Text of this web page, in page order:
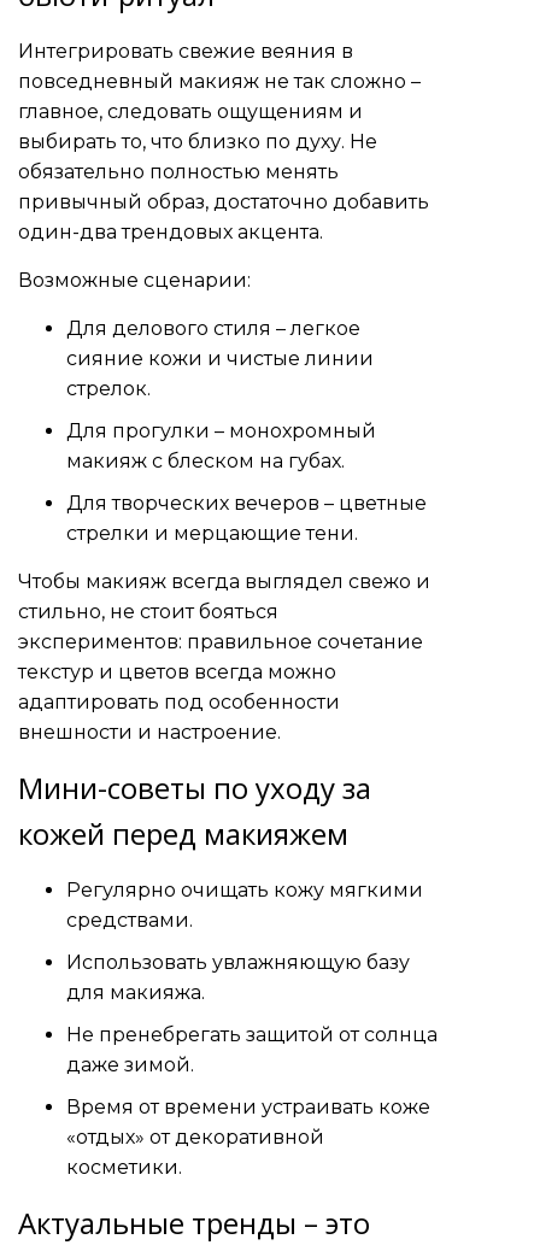
Интегрировать свежие веяния в
повседневный макияж не так сложно –
главное, следовать ощущениям и
выбирать то, что близко по духу. Не
обязательно полностью менять
привычный образ, достаточно добавить
один-два трендовых акцента.
Возможные сценарии:
Для делового стиля – легкое
сияние кожи и чистые линии
стрелок.
Для прогулки – монохромный
макияж с блеском на губах.
Для творческих вечеров – цветные
стрелки и мерцающие тени.
Чтобы макияж всегда выглядел свежо и
стильно, не стоит бояться
экспериментов: правильное сочетание
текстур и цветов всегда можно
адаптировать под особенности
внешности и настроение.
Мини-советы по уходу за
кожей перед макияжем
Регулярно очищать кожу мягкими
средствами.
Использовать увлажняющую базу
для макияжа.
Не пренебрегать защитой от солнца
даже зимой.
Время от времени устраивать коже
«отдых» от декоративной
косметики.
Актуальные тренды – это